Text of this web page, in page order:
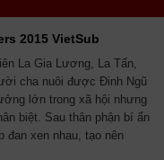
2015 VietSub
La Gia Lương, La Tấn,
cha nuôi được Đinh Ngũ
lớn trong xã hội nhưng
biệt. Sau thân phận bí ẩn
đan xen nhau, tạo nên